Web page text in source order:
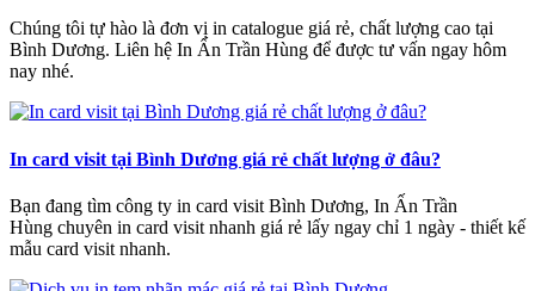
Chúng tôi tự hào là đơn vị in catalogue giá rẻ, chất lượng cao tại
Bình Dương. Liên hệ In Ấn Trần Hùng để được tư vấn ngay hôm
nay nhé.
In card visit tại Bình Dương giá rẻ chất lượng ở đâu?
Bạn đang tìm công ty in card visit Bình Dương, In Ấn Trần
Hùng chuyên in card visit nhanh giá rẻ lấy ngay chỉ 1 ngày - thiết kế
mẫu card visit nhanh.